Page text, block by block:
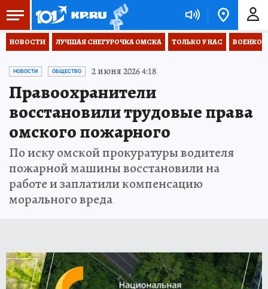
НОВОСТИ ЛУЧШАЯ СНЕГУРОЧКА ОМСКА ТОЛЬКО У НАС
НОВОСТИ ОБЩЕСТВО 2 июня 2026 4:18
Правоохранители
восстановили трудовые права
омского пожарного
По иску омской прокуратуры водителя
пожарной машины восстановили на
работе и заплатили компенсацию
морального вреда